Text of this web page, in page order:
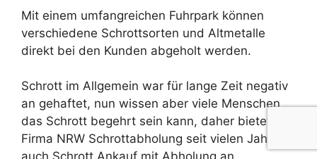
Mit einem umfangreichen Fuhrpark können
verschiedene Schrottsorten und Altmetalle
direkt bei den Kunden abgeholt werden.
Schrott im Allgemein war für lange Zeit negativ
an gehaftet, nun wissen aber viele Menschen
das Schrott begehrt sein kann, daher bietet die
Firma NRW Schrottabholung seit vielen Jahren